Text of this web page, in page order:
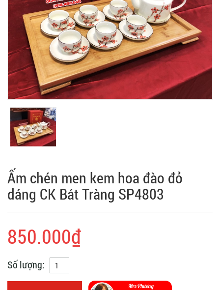
Ấm chén men kem hoa đào đỏ
dáng CK Bát Tràng SP4803
850.000₫
Số lượng: